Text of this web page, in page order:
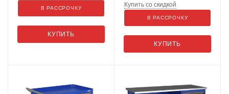
КУПИТЬ
В РАССРОЧКУ
КУПИТЬ
Купить со скидкой
В РАССРОЧКУ